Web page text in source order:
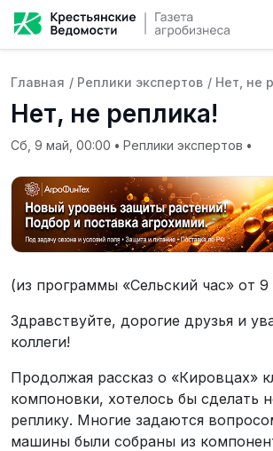
Главная / Реплики экспертов / Нет, не
Нет, не реплика!
Сб, 9 май, 00:00 • Реплики экспертов •
(из программы «Сельский час» от 9
Здравствуйте, дорогие друзья и
коллеги!
Продолжая рассказ о «Кировцах»
компоновки, хотелось бы сделать
реплику. Многие задаются
машины были собраны из